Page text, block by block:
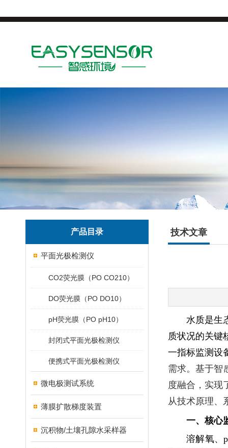
产品目录
平面光极检测仪
CO2荧光膜（PO CO210）
DO荧光膜（PO DO10）
pH荧光膜（PO pH10）
封闭式平面光极检测仪
便携式平面光极检测仪
微电极测试系统
薄膜扩散梯度装置
沉积物/土壤孔隙水采样器
技术文章
水质是生
质状况的关键
一指标监测设
需求。基于智
度融合，实现
从技术原理、
一、核心
溶解氧、